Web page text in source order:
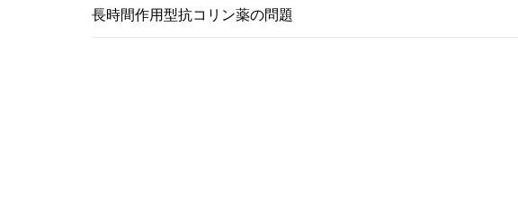
長時間作用型抗コリン薬の問題